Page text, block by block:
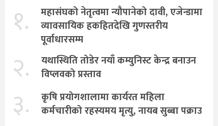
१.
महासंघको नेतृत्वमा न्यौपानेको दावी, एजेन्डामा
व्यावसायिक हकहितदेखि गुणस्तरीय
पूर्वाधारसम्म
२.
यथास्थिति तोडेर नयाँ कम्युनिस्ट केन्द्र बनाउन
विप्लवको प्रस्ताव
३.
कृषि प्रयोगशालामा कार्यरत महिला
कर्मचारीको रहस्यमय मृत्यु, नायब सुब्बा पक्राउ